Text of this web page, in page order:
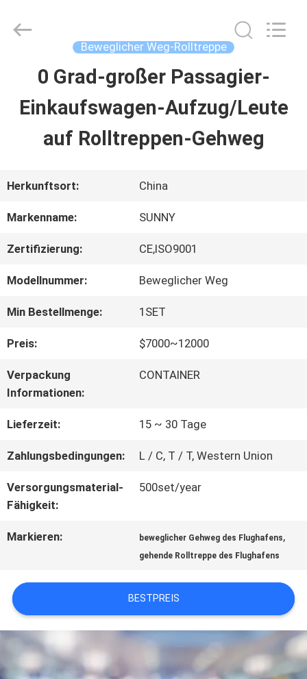
HAUS
PRODUKTE
VIDEOS
FABRIK-
AUSFLUG
QUALITÄTSKONTROLLE
TRETEN
MIT
UNS
VERBINDUNG
NACHRICHTEN
SUNNY
Beweglicher Weg-Rolltreppe
0 Grad-großer Passagier-
Einkaufswagen-Aufzug/Leute
auf Rolltreppen-Gehweg
Herkunftsort: China
Markenname: SUNNY
Zertifizierung: CE,ISO9001
Modellnummer: Beweglicher Weg
Min Bestellmenge: 1SET
Preis: $7000~12000
Verpackung
Informationen:
CONTAINER
Lieferzeit: 15 ~ 30 Tage
Zahlungsbedingungen: L / C, T / T, Western Union
Versorgungsmaterial-
Fähigkeit:
500set/year
Markieren: beweglicher Gehweg des Flughafens,
gehende Rolltreppe des Flughafens
BESTPREIS